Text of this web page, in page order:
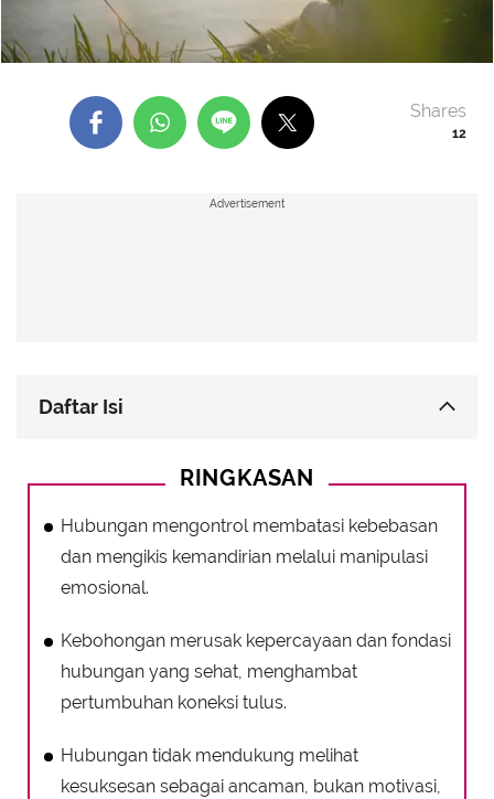
12
Shares
Advertisement
Daftar Isi
Menjerat
Hubungan yang Berdasarkan Kebohongan:
Fondasi yang Rapuh
Hubungan yang Menciptakan Rasa Bersalah:
Hubungan yang Tidak Mendukung: Kompetisi di
Balik Dukungan
RINGKASAN
Hubungan mengontrol membatasi kebebasan
dan mengikis kemandirian melalui manipulasi
emosional.
Kebohongan merusak kepercayaan dan fondasi
hubungan yang sehat, menghambat
pertumbuhan koneksi tulus.
Hubungan tidak mendukung melihat
kesuksesan sebagai ancaman, bukan motivasi,